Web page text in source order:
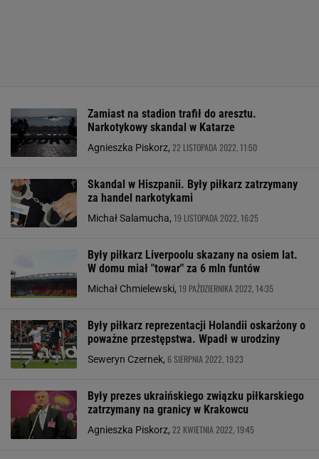
Zamiast na stadion trafił do aresztu.
Narkotykowy skandal w Katarze
Agnieszka Piskorz, 22 LISTOPADA 2022, 11:50
Skandal w Hiszpanii. Były piłkarz zatrzymany
za handel narkotykami
Michał Salamucha, 19 LISTOPADA 2022, 16:25
Były piłkarz Liverpoolu skazany na osiem lat.
W domu miał "towar" za 6 mln funtów
Michał Chmielewski, 19 PAŹDZIERNIKA 2022, 14:35
Były piłkarz reprezentacji Holandii oskarżony o
poważne przestępstwa. Wpadł w urodziny
Seweryn Czernek, 6 SIERPNIA 2022, 19:23
Były prezes ukraińskiego związku piłkarskiego
zatrzymany na granicy w Krakowcu
Agnieszka Piskorz, 22 KWIETNIA 2022, 19:45